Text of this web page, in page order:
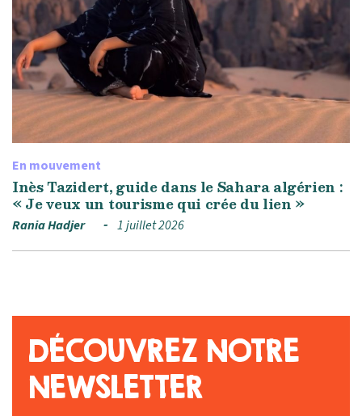
En mouvement
Inès Tazidert, guide dans le Sahara algérien :
« Je veux un tourisme qui crée du lien »
Rania Hadjer 1 juillet 2026
DÉCOUVREZ NOTRE
NEWSLETTER